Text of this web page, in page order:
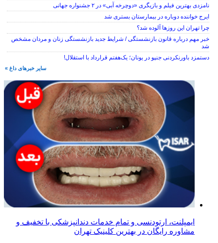
نامزدی بهترین فیلم و بازیگری «دوچرخه آبی» در ۲ جشنواره جهانی
ایرج خواننده دوباره در بیمارستان بستری شد
چرا تهران این روزها آلوده شد؟
خبر مهم درباره قانون بازنشستگی / شرایط جدید بازنشستگی زنان و مردان مشخص
شد
دستمزد باورنکردنی جنپو در یونان؛ یک‌هفتم قرارداد با استقلال!
سایر خبرهای داغ »
ایمپلنت، ارتودنسی و تمام خدمات دندانپزشکی با تخفیف و
مشاوره رایگان در بهترین کلینیک تهران